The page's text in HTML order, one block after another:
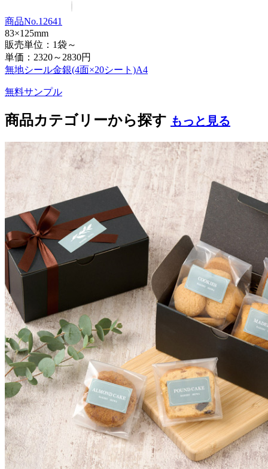
商品No.12641
83×125mm
販売単位：1袋～
単価： 2320～2830円
無地シール金銀(4面×20シート)A4
無料サンプル
商品カテゴリーから探す もっと見る